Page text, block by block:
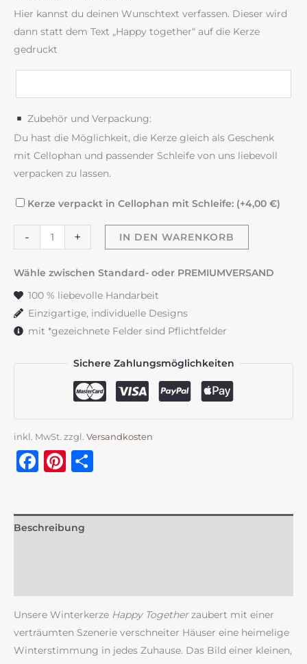
Hier kannst du deinen Wunschtext verfassen. Dieser wird
dann statt dem Text „Happy together“ auf die Kerze
gedruckt
Zubehör und Verpackung:
Du hast die Möglichkeit, die Kerze gleich als Geschenk
mit Cellophan und passender Schleife von uns liebevoll
verpacken zu lassen.
Kerze verpackt in Cellophan mit Schleife: (+4,00 €)
-
together"
Zuhause
+ IN DEN WARENKORB
Wähle zwischen Standard- oder PREMIUMVERSAND
100 % liebevolle Handarbeit
Einzigartige, individuelle Designs
mit *gezeichnete Felder sind Pflichtfelder
Sichere Zahlungsmöglichkeiten
inkl. MwSt. zzgl. Versandkosten
Facebook
Pinterest
Beschreibung
Unsere Winterkerze Happy Togetherzaubert mit einer
verträumten Szenerie verschneiter Häuser eine heimelige
Winterstimmung in jedes Zuhause. Das Bild einer kleinen,